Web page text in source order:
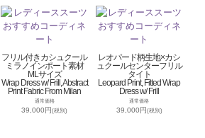
フリル付きカシュクール
ミラノインポート素材
MLサイズ
Wrap Dress w/ Frill, Abstract
Print Fabric From Milan
通常価格
39,000円(税別)
レオパード柄生地×カシ
ュクールセンターフリル
タイト
Leopard Print, Fitted Wrap
Dress w/ Frill
通常価格
39,000円(税別)